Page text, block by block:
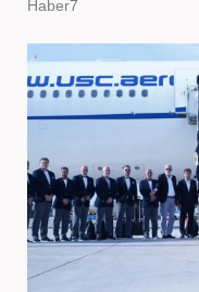
Haber7